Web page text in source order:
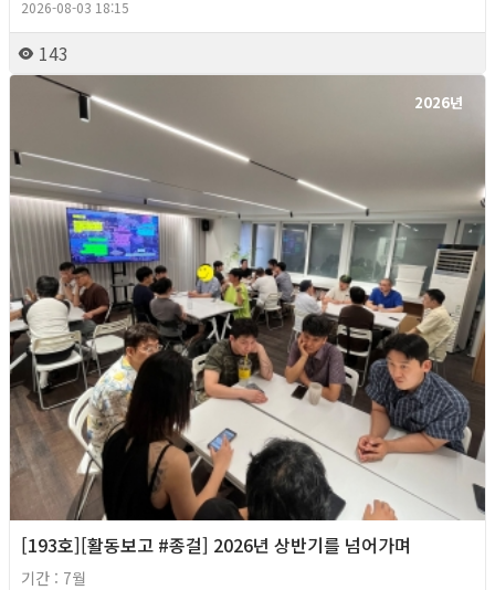
2026-08-03 18:15
143
2026년
[193호][활동보고 #종걸] 2026년 상반기를 넘어가며
기간 : 7월